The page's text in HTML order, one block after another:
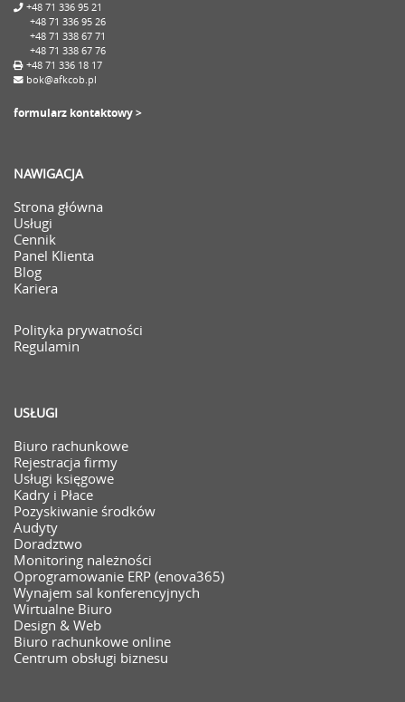
+48 71 336 95 21
+48 71 336 95 26
+48 71 338 67 71
+48 71 338 67 76
+48 71 336 18 17
bok@afkcob.pl
formularz kontaktowy >
NAWIGACJA
Strona główna
Usługi
Cennik
Panel Klienta
Blog
Kariera
Polityka prywatności
Regulamin
USŁUGI
Biuro rachunkowe
Rejestracja firmy
Usługi księgowe
Kadry i Płace
Pozyskiwanie środków
Audyty
Doradztwo
Monitoring należności
Oprogramowanie ERP (enova365)
Wynajem sal konferencyjnych
Wirtualne Biuro
Design & Web
Biuro rachunkowe online
Centrum obsługi biznesu